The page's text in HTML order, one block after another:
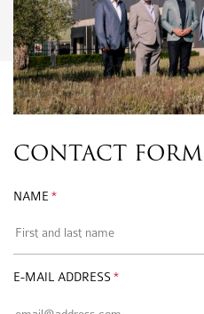
CONTACT FORM
NAME
E-MAIL ADDRESS